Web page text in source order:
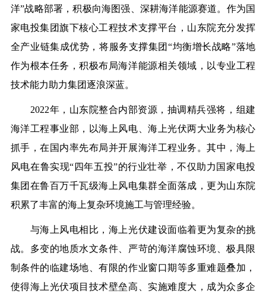
洋”战略部署，积极向海图强、深耕海洋能源赛道。作为国
家电投集团旗下核心工程技术支撑平台，山东院充分发挥
全产业链集成优势，将服务支撑集团“均衡增长战略”落地
作为根本任务，积极布局海洋能源相关领域，以专业工程
技术能力助力集团逐浪深蓝。
2022年，山东院整合内部资源，抽调精兵强将，组建
海洋工程事业部，以海上风电、海上光伏两大业务为核心
抓手，在国内率先布局并开展海洋工程业务。其中，海上
风电在鲁实现“四年五投”的行业壮举，不仅助力国家电投
集团在鲁百万千瓦级海上风电集群全面落成，更为山东院
积累了丰富的海上复杂环境施工与管理经验。
与海上风电相比，海上光伏建设面临着更为复杂的挑
战。多变的地质水文条件、严苛的海洋腐蚀环境、极具限
制条件的临建场地、有限的作业窗口期等多重难题叠加，
使得海上光伏项目技术壁垒高、实施难度大，成为众多企